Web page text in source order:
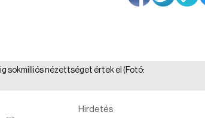
sokmilliós nézettséget értek el (Fotó:
Hirdetés